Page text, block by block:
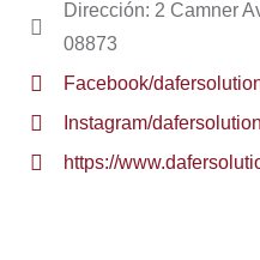
Dirección: 2 Camner
08873
Facebook/
Instagram/
https://